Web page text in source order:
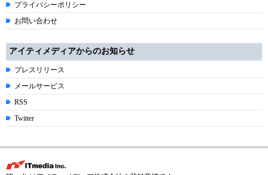
プライバシーポリシー
お問い合わせ
アイティメディアからのお知らせ
プレスリリース
メールサービス
RSS
Twitter